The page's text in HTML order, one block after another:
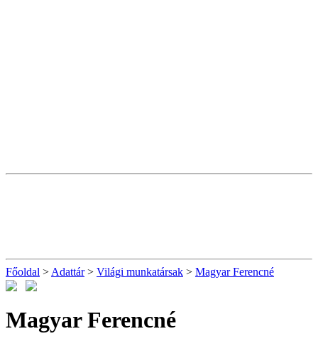
Főoldal > Adattár> Világi munkatársak > Magyar Ferencné
Magyar Ferencné